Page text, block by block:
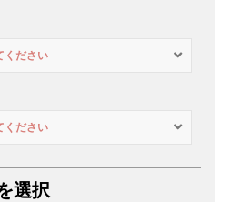
ください
ください
選択